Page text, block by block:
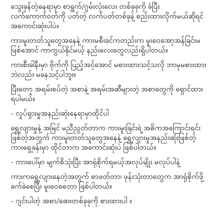
သွေးခုန်တဲ့နေရာမှာ စာရွက်/ဂွမ်းလုံးလေး တစ်ခုခုကို ခံပြီး
လက်ကောက်ဝတ်ကို ပတ်တဲ့ လက်ပတ်တစ်ခုနဲ့ စည်းထားလိုက်မယ်ဆိုရင်
အကောင်းဆုံးပါပဲ။
ကားမူးတတ်သူတွေအနေနဲ့ ကားမစီးခင်ကတည်းက မူးဝေအော့အန်ခြင်းမ
ဖြစ်အောင် ကာကွယ်နိုင်မယ့် နည်းလေးတွေလည်းရှိပါတယ်။
ကားစီးခါနီးမှာ ဗိုက်ကို ပြည့်အင့်အောင် မစားထားသင့်သလို ဘာမှမစားထား
ဘဲလည်း မနေသင့်ပါဘူး။
ပြီးတော့ အရမ်းစပ်တဲ့ အစာနဲ့ အရမ်းအဆီများတဲ့ အစာတွေကို ရှောင်ထား
ရပါမယ်။
- လှုပ်ရှားမှုအနည်းဆုံးနေရာမှာထိုင်ပါ
ရွေ့လျားမှုနဲ့ အမြင် မညီညွတ်တာက ကားမူးခြင်းရဲ့ အဓိကအကြောင်းရင်း
ဖြစ်တဲ့အတွက် ကားမူးတတ်သူတွေအနေနဲ့ ရွေ့လျားမှုအနည်းဆုံးဖြစ်တဲ့
ကားရှေ့ခန်းမှာ ထိုင်တာက အကောင်းဆုံးပဲ ဖြစ်ပါတယ်။
- ကားပေါ်မှာ မျက်စိသုံးပြီး အာရုံစိုက်ရမယ့်အလုပ်မျိုး မလုပ်ပါနဲ့
ကားကရွေ့လျားနေတဲ့အတွက် စာဖတ်တာ၊ ဖုန်းသုံးတာတွေက အာရုံစိုက်ဖို့
ခက်ခဲစေပြီး မူးဝေစေတာ ဖြစ်ပါတယ်။
- ဂျင်းပါတဲ့ အစာ/ဆေးတစ်ခုခုကို စားထားပါ ။